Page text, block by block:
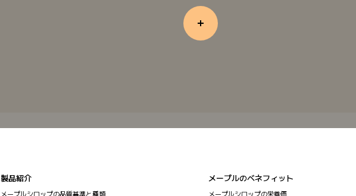
製品紹介
メープルシロップの品質基準と種類
メープルのベネフィット
メープルシロップの栄養価